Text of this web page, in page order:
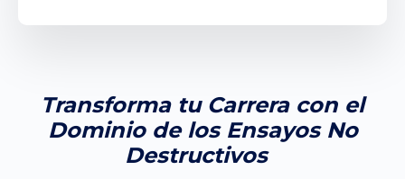
Transforma tu Carrera con el
Dominio de los Ensayos No
Destructivos